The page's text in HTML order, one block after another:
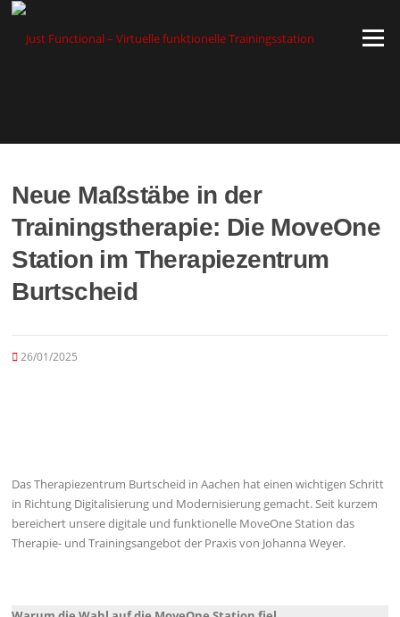
Zum
springen
Menü
Neue Maßstäbe in der
Trainingstherapie: Die MoveOne
Station im Therapiezentrum
Burtscheid
26/01/2025
Das Therapiezentrum Burtscheid in Aachen hat einen wichtigen Schritt
in Richtung Digitalisierung und Modernisierung gemacht. Seit kurzem
bereichert unsere digitale und funktionelle MoveOne Station das
Therapie- und Trainingsangebot der Praxis von Johanna Weyer.